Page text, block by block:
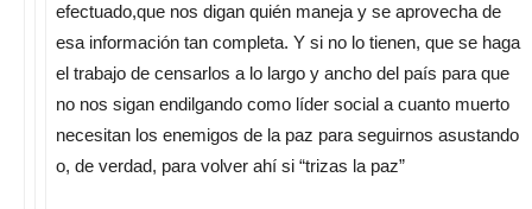
efectuado,que nos digan quién maneja y se aprovecha de
esa información tan completa. Y si no lo tienen, que se haga
el trabajo de censarlos a lo largo y ancho del país para que
no nos sigan endilgando como líder social a cuanto muerto
necesitan los enemigos de la paz para seguirnos asustando
o, de verdad, para volver ahí si “trizas la paz”